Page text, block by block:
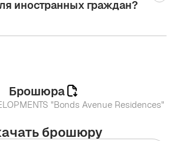
иностранных граждан?
брошюру
Брошюра
"Bonds Avenue Residences"